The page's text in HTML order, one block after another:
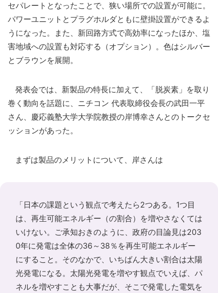
セパレートとなったことで、狭い場所での設置が可能に。
パワーユニットとプラグホルダともに壁掛設置ができるよ
うになった。また、新回路方式で高効率になったほか、塩
害地域への設置も対応する（オプション）。色はシルバー
とブラウンを展開。
発表会では、新製品の特長に加えて、「脱炭素」を取り
巻く動向を話題に、ニチコン 代表取締役会長の武田一平
さん、慶応義塾大学大学院教授の岸博幸さんとのトークセ
ッションがあった。
まずは製品のメリットについて、岸さんは
「日本の課題という観点で考えたら2つある。1つ目
は、再生可能エネルギー（の割合）を増やさなくては
いけない。ご承知おきのように、政府の目論見は203
0年に発電は全体の36～38％を再生可能エネルギー
にすること。そのなかで、いちばん大きい割合は太陽
光発電になる。太陽光発電を増やす観点でいえば、パ
ネルを増やすことも大事だが、そこで発電した電気を